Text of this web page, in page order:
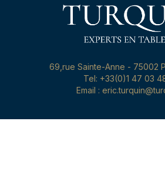
69,rue Sainte-Anne - 75002
Tel: +33(0)1 47 03
Email :